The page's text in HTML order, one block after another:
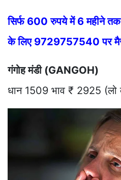
सिर्फ 600 रुपये में 6 महीने
के लिए 9729757540 पर
गंगोह मंडी (GANGOH)
धान 1509 भाव ₹ 2925 (लो